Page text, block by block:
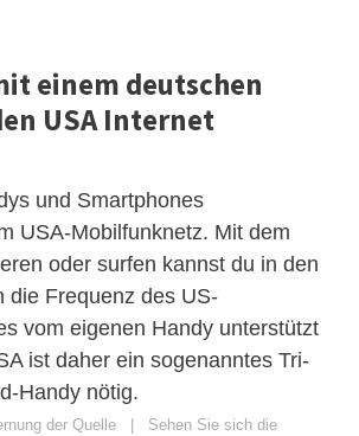
einem deutschen
USA Internet
und Smartphones
USA-Mobilfunknetz. Mit dem
oder surfen kannst du in den
die Frequenz des US-
vom eigenen Handy unterstützt
ist daher ein sogenanntes Tri-
Handy nötig.
der Quelle
Sehen Sie sich die